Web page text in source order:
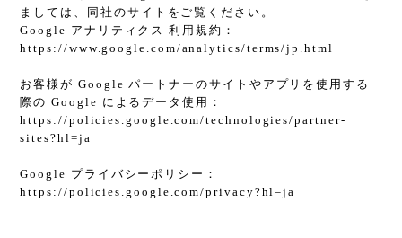
ましては、同社のサイトをご覧ください。
Google アナリティクス 利用規約：
https://www.google.com/analytics/terms/jp.html
お客様が Google パートナーのサイトやアプリを使用する
際の Google によるデータ使用：
https://policies.google.com/technologies/partner-
sites?hl=ja
Google プライバシーポリシー：
https://policies.google.com/privacy?hl=ja